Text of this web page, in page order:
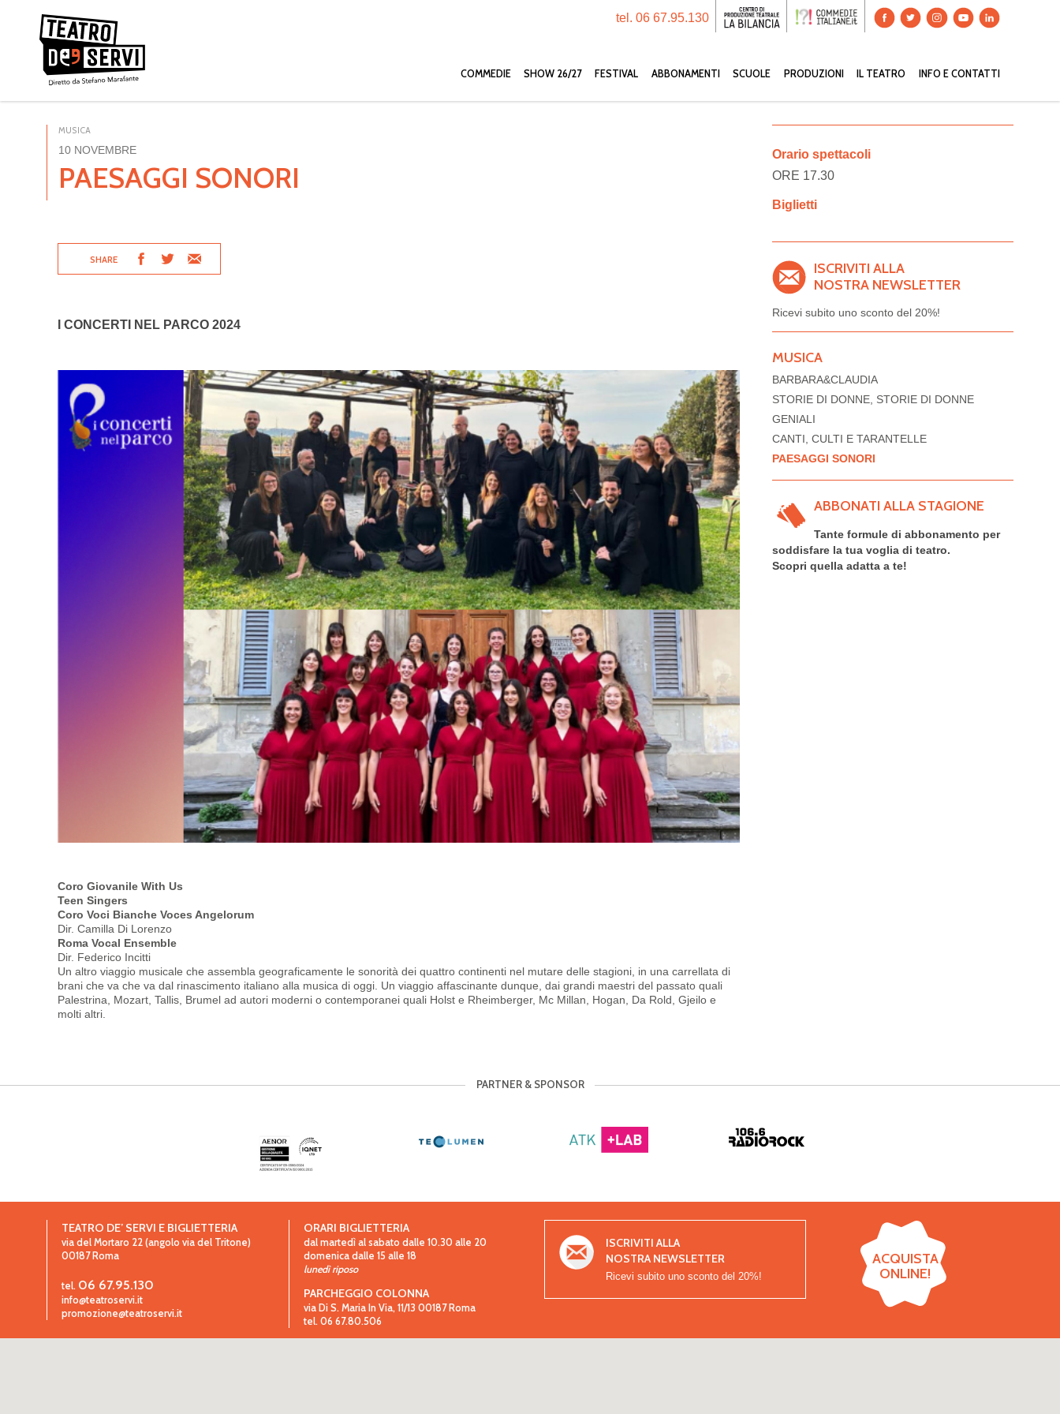
tel. 06 67.95.130
COMMEDIE SHOW 26/27 FESTIVAL ABBONAMENTI SCUOLE PRODUZIONI IL TEATRO INFO E CONTATTI
MUSICA
10 NOVEMBRE
PAESAGGI SONORI
SHARE
I CONCERTI NEL PARCO 2024
Coro Giovanile With Us
Teen Singers
Coro Voci Bianche Voces Angelorum
Dir. Camilla Di Lorenzo
Roma Vocal Ensemble
Dir. Federico Incitti
Un altro viaggio musicale che assembla geograficamente le sonorità dei quattro continenti nel mutare delle stagioni, in una carrellata di
brani che va che va dal rinascimento italiano alla musica di oggi. Un viaggio affascinante dunque, dai grandi maestri del passato quali
Palestrina, Mozart, Tallis, Brumel ad autori moderni o contemporanei quali Holst e Rheimberger, Mc Millan, Hogan, Da Rold, Gjeilo e
molti altri.
Orario spettacoli
ORE 17.30
Biglietti
ISCRIVITI ALLA
NOSTRA NEWSLETTER
Ricevi subito uno sconto del 20%!
MUSICA
BARBARA&CLAUDIA
STORIE DI DONNE, STORIE DI DONNE
GENIALI
CANTI, CULTI E TARANTELLE
PAESAGGI SONORI
ABBONATI ALLA STAGIONE
Tante formule di abbonamento per
soddisfare la tua voglia di teatro.
Scopri quella adatta a te!
PARTNER & SPONSOR
TEATRO DE’ SERVI E BIGLIETTERIA
via del Mortaro 22 (angolo via del Tritone)
00187 Roma
tel. 06 67.95.130
info@teatroservi.it
promozione@teatroservi.it
ORARI BIGLIETTERIA
dal martedì al sabato dalle 10.30 alle 20
domenica dalle 15 alle 18
lunedì riposo
PARCHEGGIO COLONNA
via Di S. Maria In Via, 11/13 00187 Roma
tel. 06 67.80.506
ISCRIVITI ALLA
NOSTRA NEWSLETTER
Ricevi subito uno sconto del 20%!
ACQUISTA
ONLINE!